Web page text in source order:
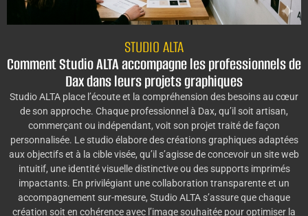
STUDIO ALTA
Comment Studio ALTA accompagne les professionnels de
Dax dans leurs projets graphiques
Studio ALTA place l’écoute et la compréhension des besoins au cœur
de son approche. Chaque professionnel à Dax, qu’il soit artisan,
commerçant ou indépendant, voit son projet traité de façon
personnalisée. Le studio élabore des créations graphiques adaptées
aux objectifs et à la cible visée, qu’il s’agisse de concevoir un site web
intuitif, une identité visuelle distinctive ou des supports imprimés
impactants. En privilégiant une collaboration transparente et un
accompagnement sur-mesure, Studio ALTA s’assure que chaque
création soit en cohérence avec l’image souhaitée pour optimiser la